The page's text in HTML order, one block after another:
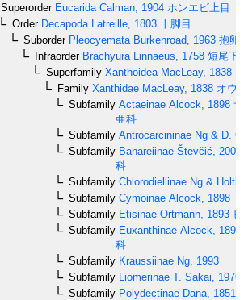
SuperorderEucarida Calman, 1904 ホンエビ上目
OrderDecapoda Latreille, 1803 十脚目
SuborderPleocyemata Burkenroad, 1963 抱卵
InfraorderBrachyura Linnaeus, 1758 短尾下
Superfamily Xanthoidea MacLeay, 1838
Family Xanthidae MacLeay, 1838 オウ
Subfamily Actaeinae Alcock, 1898
亜科
Subfamily Antrocarcininae Ng & D.
Subfamily Banareiinae Števčić, 2005
科
Subfamily Chlorodiellinae Ng &
Subfamily Cymoinae Alcock, 1898
Subfamily Etisinae Ortmann, 1893
Subfamily Euxanthinae Alcock, 1898
科
Subfamily Kraussiinae Ng, 1993
Subfamily Liomerinae T. Sakai, 1976
Subfamily Polydectinae Dana, 1851